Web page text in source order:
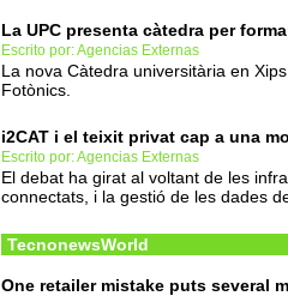
La UPC presenta càtedra per
Escrito por: Agencias Externas
La nova Càtedra universitària en
Fotònics.
i2CAT i el teixit privat cap a una
Escrito por: Agencias Externas
El debat ha girat al voltant de les
connectats, i la gestió de les dades
TecnonewsWorld
One retailer mistake puts several